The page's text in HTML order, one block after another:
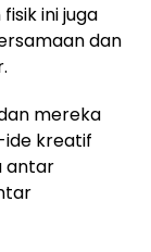
ini juga
dan
mereka
ide kreatif
antar